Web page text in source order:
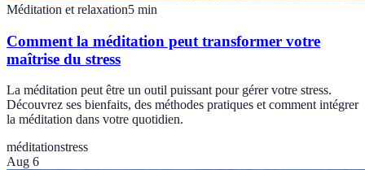
Méditation et relaxation5 min
Comment la méditation peut transformer votre
maîtrise du stress
La méditation peut être un outil puissant pour gérer votre stress.
Découvrez ses bienfaits, des méthodes pratiques et comment intégrer
la méditation dans votre quotidien.
méditationstress
Aug 6